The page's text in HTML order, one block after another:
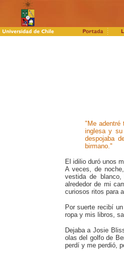
"Me
inglesa y
despojaba
birmano."
El idilio duró unos
A veces, de
vestida de
alrededor de mi
curiosos ritos para
Por suerte recibí
ropa y mis libros,
Dejaba a Josie
olas del golfo de
perdí y me perdió,